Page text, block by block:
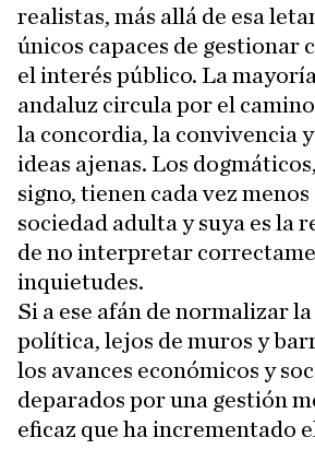
realistas, más allá de esa
únicos capaces de gestionar
el interés público. La
andaluz circula por el
la concordia, la convivencia
ideas ajenas. Los
signo, tienen cada vez
sociedad adulta y suya es la
de no interpretar
inquietudes.
Si a ese afán de normalizar
política, lejos de muros y
los avances económicos y
deparados por una gestión
eficaz que ha incrementado